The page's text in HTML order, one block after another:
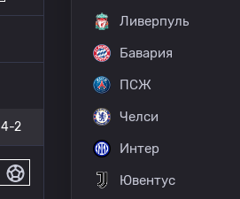
4-2
Ливерпуль
Бавария
ПСЖ
Челси
Интер
Ювентус